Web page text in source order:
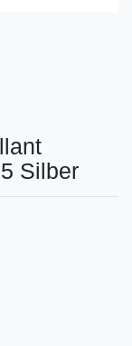
Silber